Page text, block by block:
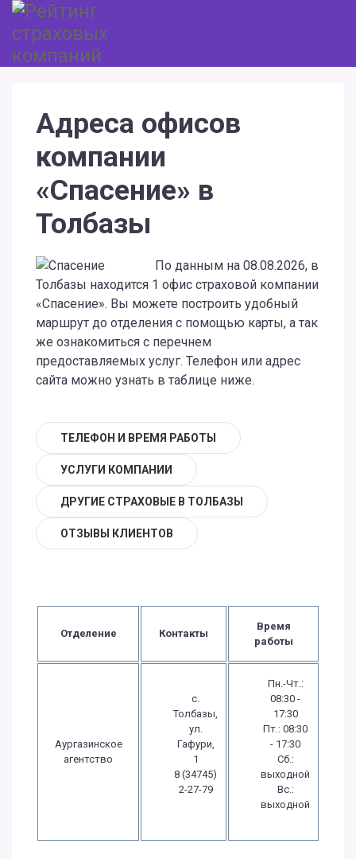
Адреса офисов
компании
«Спасение» в
Толбазы
По данным на 08.08.2026, в
Толбазы находится 1 офис страховой компании
«Спасение». Вы можете построить удобный
маршрут до отделения с помощью карты, а так
же ознакомиться с перечнем
предоставляемых услуг. Телефон или адрес
сайта можно узнать в таблице ниже.
ТЕЛЕФОН И ВРЕМЯ РАБОТЫ
УСЛУГИ КОМПАНИИ
ДРУГИЕ СТРАХОВЫЕ В ТОЛБАЗЫ
ОТЗЫВЫ КЛИЕНТОВ
Отделение Контакты
Время
работы
Аургазинское
агентство
с.
Толбазы,
ул.
Гафури,
1
8 (34745)
2-27-79
Пн.-Чт.:
08:30 -
17:30
Пт.: 08:30
- 17:30
Сб.:
выходной
Вс.:
выходной